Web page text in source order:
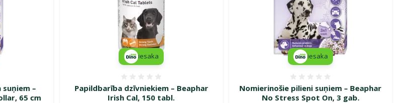
suņiem –
65 cm
Papildbarība dzīvniekiem – Beaphar
Irish Cal, 150 tabl.
iesaka
Nomierinošie pilieni suņiem – Beaphar
No Stress Spot On, 3 gab.
iesaka